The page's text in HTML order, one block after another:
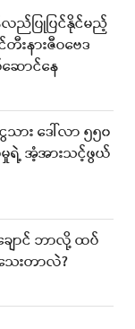
ည်ပြုပြင်နိုင်မည့်
းနားဇီဝဗေဒ
ောင်နေ
း ဒေါ်လာ ၅၅၀
အံ့အားသင့်ဖွယ်
ျောင် ဘာလို့ ထပ်
ေးတာလဲ?